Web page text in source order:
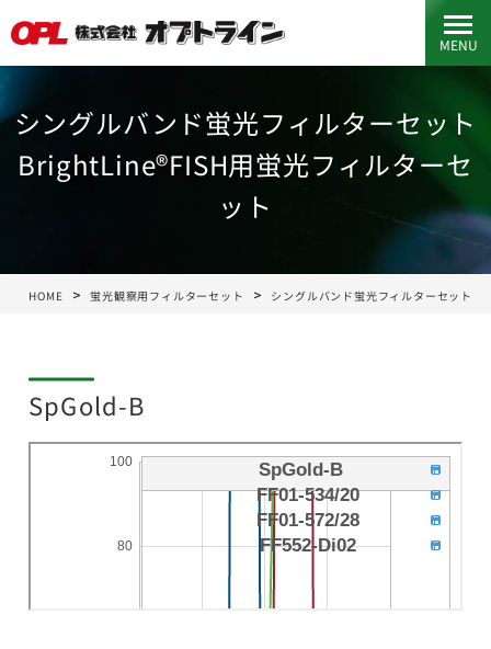
MENU
シングルバンド蛍光フィルターセット
BrightLine®FISH用蛍光フィルターセ
ット
HOME 蛍光観察用フィルターセット シングルバンド蛍光フィルターセット
SpGold-B